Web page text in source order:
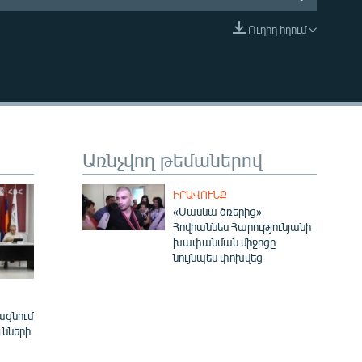
EMBED
Ուղիղ հղում
Առնչվող թեմաներով
ԻՐԱՎՈՒՆՔ
«Սասնա ծռերից»
Հովհաննես Հարությունյանի
խափանման միջոցը
նույնպես փոխվեց